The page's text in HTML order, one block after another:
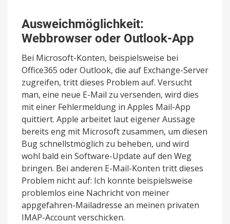
Ausweichmöglichkeit:
Webbrowser oder Outlook-App
Bei Microsoft-Konten, beispielsweise bei
Office365 oder Outlook, die auf Exchange-Server
zugreifen, tritt dieses Problem auf. Versucht
man, eine neue E-Mail zu versenden, wird dies
mit einer Fehlermeldung in Apples Mail-App
quittiert. Apple arbeitet laut eigener Aussage
bereits eng mit Microsoft zusammen, um diesen
Bug schnellstmöglich zu beheben, und wird
wohl bald ein Software-Update auf den Weg
bringen. Bei anderen E-Mail-Konten tritt dieses
Problem nicht auf: Ich konnte beispielsweise
problemlos eine Nachricht von meiner
appgefahren-Mailadresse an meinen privaten
IMAP-Account verschicken.